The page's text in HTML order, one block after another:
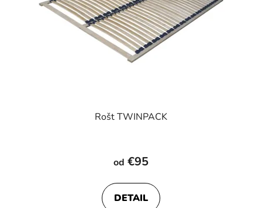
Rošt TWINPACK
od €95
DETAIL